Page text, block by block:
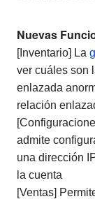
Nuevas
[Inventario] La
ver cuáles son
enlazada
relación
admite
una dirección
la cuenta
[Ventas]